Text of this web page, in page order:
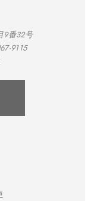
9番32号
9115